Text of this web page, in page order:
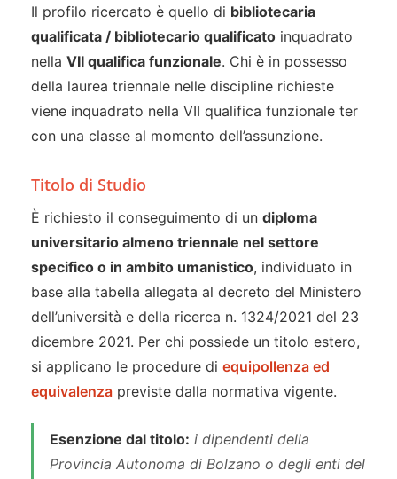
Il profilo ricercato è quello di bibliotecaria
qualificata / bibliotecario qualificato inquadrato
nella VII qualifica funzionale. Chi è in possesso
della laurea triennale nelle discipline richieste
viene inquadrato nella VII qualifica funzionale ter
con una classe al momento dell’assunzione.
Titolo di Studio
È richiesto il conseguimento di un diploma
universitario almeno triennale nel settore
specifico o in ambito umanistico, individuato in
base alla tabella allegata al decreto del Ministero
dell’università e della ricerca n. 1324/2021 del 23
dicembre 2021. Per chi possiede un titolo estero,
si applicano le procedure di equipollenza ed
equivalenza previste dalla normativa vigente.
Esenzione dal titolo: i dipendenti della
Provincia Autonoma di Bolzano o degli enti del